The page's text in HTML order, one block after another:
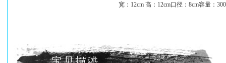
宽：12cm 高：12cm口径：8cm容量：